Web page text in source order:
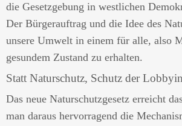
die Gesetzgebung in westlichen
Der Bürgerauftrag und die Idee des
unsere Umwelt in einem für alle, also
gesundem Zustand zu erhalten.
Statt Naturschutz, Schutz der
Das neue Naturschutzgesetz erreicht
man daraus hervorragend die